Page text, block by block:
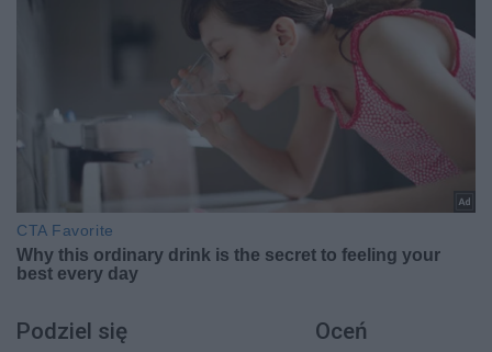
Podziel się Oceń